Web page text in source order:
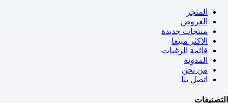
المتجر
العروض
منتجات جديدة
الاكثر مبيعا
قائمة الرغبات
المدونة
من نحن
اتصل بنا
التصنيفات